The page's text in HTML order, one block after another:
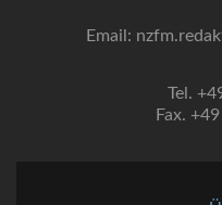
Email:
Tel.
Fax.